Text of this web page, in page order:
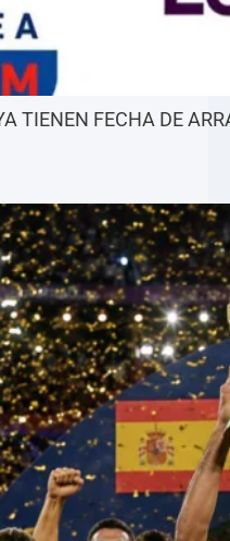
TIENEN FECHA DE